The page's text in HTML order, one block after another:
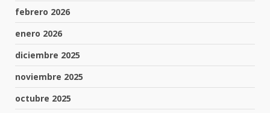
febrero 2026
enero 2026
diciembre 2025
noviembre 2025
octubre 2025